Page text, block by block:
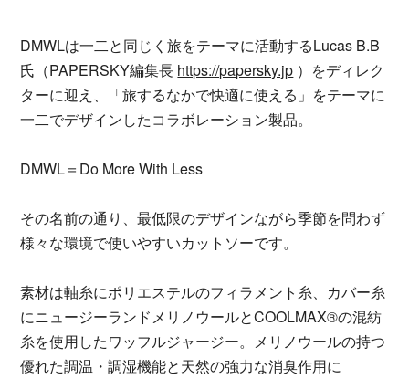
DMWLは一二と同じく旅をテーマに活動するLucas B.B
氏（PAPERSKY編集長 https://papersky.jp ）をディレク
ターに迎え、「旅するなかで快適に使える」をテーマに
一二でデザインしたコラボレーション製品。
DMWL＝Do More With Less
その名前の通り、最低限のデザインながら季節を問わず
様々な環境で使いやすいカットソーです。
素材は軸糸にポリエステルのフィラメント糸、カバー糸
にニュージーランドメリノウールとCOOLMAX®の混紡
糸を使用したワッフルジャージー。メリノウールの持つ
優れた調温・調湿機能と天然の強力な消臭作用に